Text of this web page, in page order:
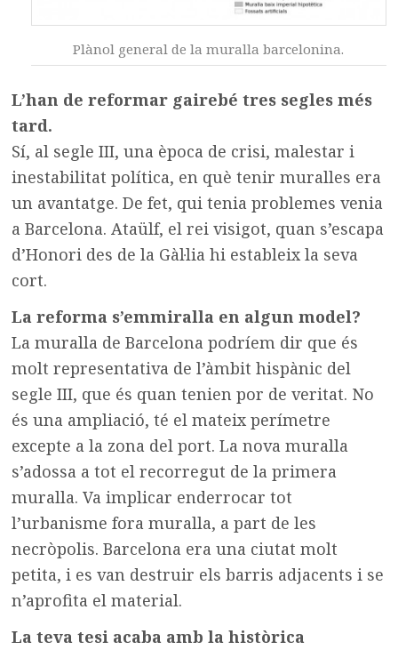
Plànol general de la muralla barcelonina.
L’han de reformar gairebé tres segles més
tard.
Sí, al segle III, una època de crisi, malestar i
inestabilitat política, en què tenir muralles era
un avantatge. De fet, qui tenia problemes venia
a Barcelona. Ataülf, el rei visigot, quan s’escapa
d’Honori des de la Gàl·lia hi estableix la seva
cort.
La reforma s’emmiralla en algun model?
La muralla de Barcelona podríem dir que és
molt representativa de l’àmbit hispànic del
segle III, que és quan tenien por de veritat. No
és una ampliació, té el mateix perímetre
excepte a la zona del port. La nova muralla
s’adossa a tot el recorregut de la primera
muralla. Va implicar enderrocar tot
l’urbanisme fora muralla, a part de les
necròpolis. Barcelona era una ciutat molt
petita, i es van destruir els barris adjacents i se
n’aprofita el material.
La teva tesi acaba amb la històrica